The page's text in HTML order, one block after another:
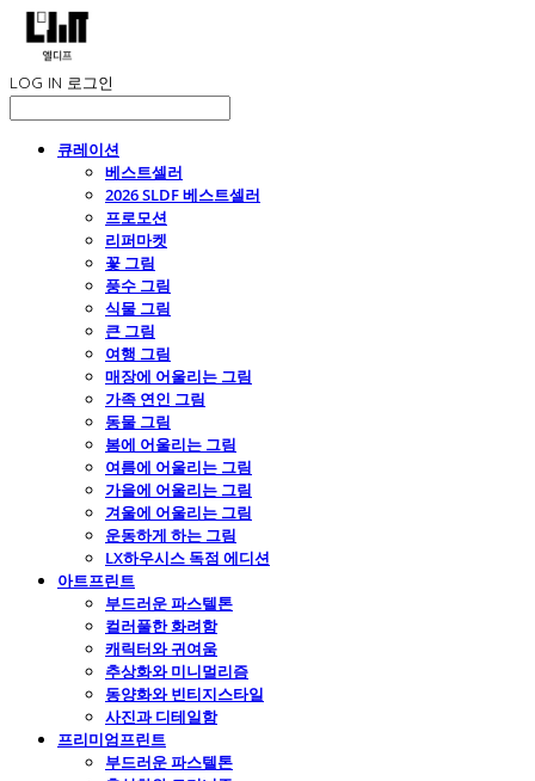
LOG IN 로그인
큐레이션
베스트셀러
2026 SLDF 베스트셀러
프로모션
리퍼마켓
꽃 그림
풍수 그림
식물 그림
큰 그림
여행 그림
매장에 어울리는 그림
가족 연인 그림
동물 그림
봄에 어울리는 그림
여름에 어울리는 그림
가을에 어울리는 그림
겨울에 어울리는 그림
운동하게 하는 그림
LX하우시스 독점 에디션
아트프린트
부드러운 파스텔톤
컬러풀한 화려함
캐릭터와 귀여움
추상화와 미니멀리즘
동양화와 빈티지스타일
사진과 디테일함
프리미엄프린트
부드러운 파스텔톤